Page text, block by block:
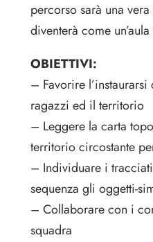
percorso sarà una
diventerà come
OBIETTIVI:
– Favorire
ragazzi ed il territorio
– Leggere la carta
territorio circostante
– Individuare i
sequenza gli oggetti-
– Collaborare con i
squadra